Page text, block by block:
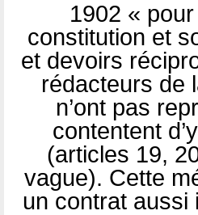
1902 «
constitution et
et devoirs
rédacteurs de
n’ont pas
contentent
(articles 19,
vague). Cette
un contrat aussi